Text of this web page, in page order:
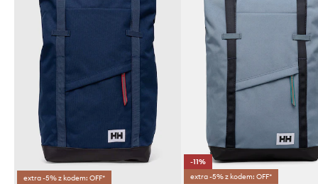
extra -5% z kodem: OFF*
-11%
extra -5% z kodem: OFF*